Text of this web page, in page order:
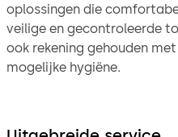
oplossingen die
veilige en gecontroleerde
ook rekening gehouden
mogelijke hygiëne.